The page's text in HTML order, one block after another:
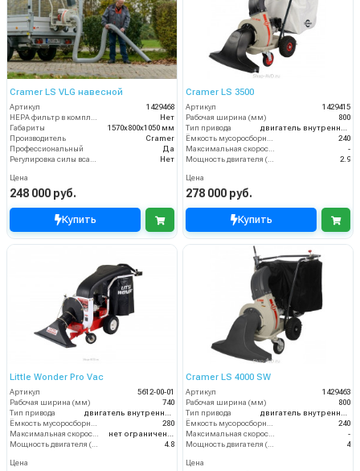
Cramer LS VLG навесной
Артикул
1429468
HEPA фильтр в комплекте
Нет
Габариты
1570х800х1050 мм
Производитель
Cramer
Профессиональный
Да
Регулировка силы всасывания
Нет
Цена
248 000 руб.
Купить
Cramer LS 3500
Артикул
1429415
Рабочая ширина (мм)
800
Тип привода
двигатель внутреннего сгорания
Ёмкость мусоросборника (л)
240
Максимальная скорость движения (км/ч)
-
Мощность двигателя (кВт)
2.9
Цена
278 000 руб.
Купить
Little Wonder Pro Vac
Артикул
5612-00-01
Рабочая ширина (мм)
740
Тип привода
двигатель внутреннего сгорания
Ёмкость мусоросборника (л)
280
Максимальная скорость движения (км/ч)
нет ограничений
Мощность двигателя (кВт)
4.8
Цена
Cramer LS 4000 SW
Артикул
1429463
Рабочая ширина (мм)
800
Тип привода
двигатель внутреннего сгорания
Ёмкость мусоросборника (л)
240
Максимальная скорость движения (км/ч)
-
Мощность двигателя (кВт)
4
Цена